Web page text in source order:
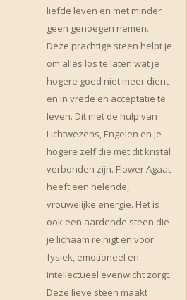
liefde leven en met minder
geen genoegen nemen.
Deze prachtige steen helpt je
om alles los te laten wat je
hogere goed niet meer dient
en in vrede en acceptatie te
leven. Dit met de hulp van
Lichtwezens, Engelen en je
hogere zelf die met dit kristal
verbonden zijn. Flower Agaat
heeft een helende,
vrouwelijke energie. Het is
ook een aardende steen die
je lichaam reinigt en voor
fysiek, emotioneel en
intellectueel evenwicht zorgt.
Deze lieve steen maakt